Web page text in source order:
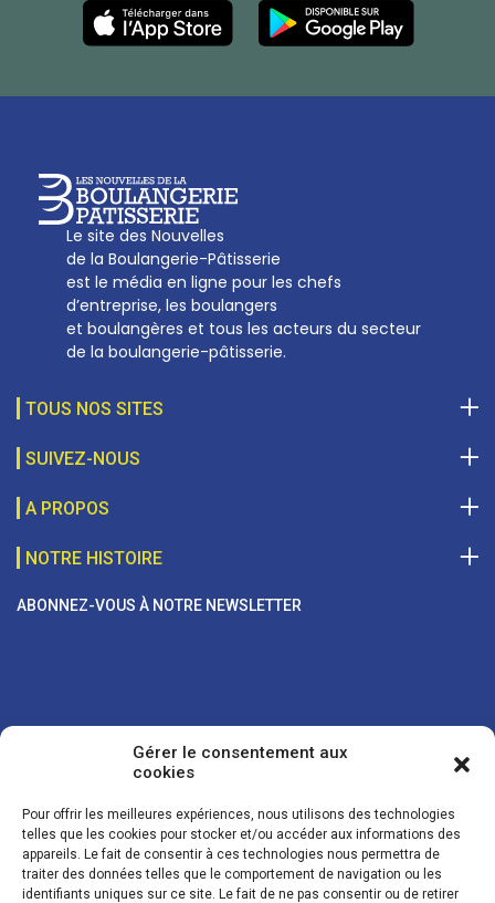
Gérer le consentement aux
cookies
Pour offrir les meilleures expériences, nous utilisons des technologies
telles que les cookies pour stocker et/ou accéder aux informations des
appareils. Le fait de consentir à ces technologies nous permettra de
traiter des données telles que le comportement de navigation ou les
identifiants uniques sur ce site. Le fait de ne pas consentir ou de retirer
Le site des Nouvelles
de la Boulangerie-Pâtisserie
est le média en ligne pour les chefs
d’entreprise, les boulangers
et boulangères et tous les acteurs du secteur
de la boulangerie-pâtisserie.
TOUS NOS SITES
SUIVEZ-NOUS
A PROPOS
Les Nouvelles de la Boulangerie-Pâtisserie Française
27, av d’Eylau - 75782 Paris Cédex 16
01 53 70 16 25
NOTRE HISTOIRE
ABONNEZ-VOUS À NOTRE NEWSLETTER
Vos coordonnées sont uniquement utilisées pour vous envoyer des